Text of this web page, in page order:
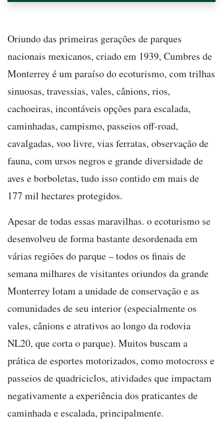
Oriundo das primeiras gerações de parques
nacionais mexicanos, criado em 1939, Cumbres de
Monterrey é um paraíso do ecoturismo, com trilhas
sinuosas, travessias, vales, cânions, rios,
cachoeiras, incontáveis opções para escalada,
caminhadas, campismo, passeios off-road,
cavalgadas, voo livre, vias ferratas, observação de
fauna, com ursos negros e grande diversidade de
aves e borboletas, tudo isso contido em mais de
177 mil hectares protegidos.
Apesar de todas essas maravilhas. o ecoturismo se
desenvolveu de forma bastante desordenada em
várias regiões do parque – todos os finais de
semana milhares de visitantes oriundos da grande
Monterrey lotam a unidade de conservação e as
comunidades de seu interior (especialmente os
vales, cânions e atrativos ao longo da rodovia
NL20, que corta o parque). Muitos buscam a
prática de esportes motorizados, como motocross e
passeios de quadriciclos, atividades que impactam
negativamente a experiência dos praticantes de
caminhada e escalada, principalmente.